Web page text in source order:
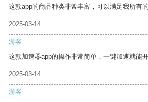
这款app的商品种类非常丰富，可以满足我所有的
2025-03-14
游客
这款加速器app的操作非常简单，一键加速就能开
2025-03-14
游客